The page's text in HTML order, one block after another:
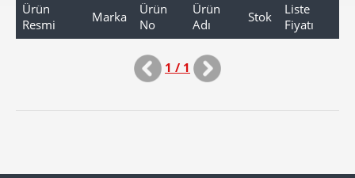
Ürün
Resmi
Marka
Ürün
No
Ürün
Adı
Stok
Liste
Fiyatı
1 / 1